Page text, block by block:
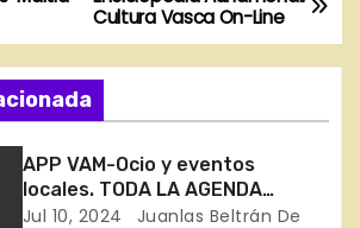
Cultura Vasca On-Line
APP VAM-Ocio y eventos
locales. TODA LA AGENDA
CULTURAL DE EUSKADI EN UN
Jul 10, 2024
Juanlas Beltrán De